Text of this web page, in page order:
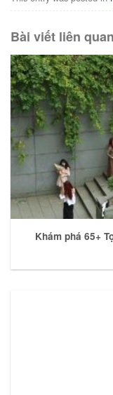
Bài viết liên quan
Khám phá 65+